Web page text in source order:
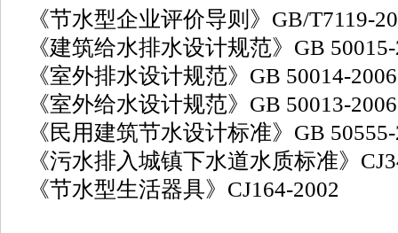
《节水型企业评价导则》GB/T7119-
《建筑给水排水设计规范》GB
《室外排水设计规范》GB 50014-
《室外给水设计规范》GB 50013-2006
《民用建筑节水设计标准》GB
《污水排入城镇下水道水质标准》
《节水型生活器具》CJ164-2002